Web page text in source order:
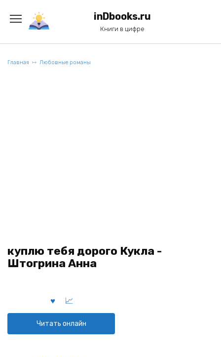
содержанию
inDbooks.ru
Книги в цифре
Главная Любовные романы
куплю тебя дорого Кукла -
Штогрина Анна
Читать онлайн